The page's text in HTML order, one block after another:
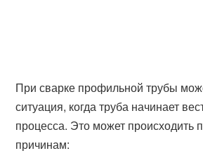
При сварке профильной трубы
ситуация, когда труба начинает
процесса. Это может происходить
причинам: